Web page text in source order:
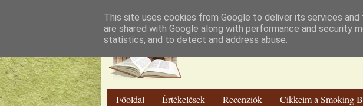
Luthien
Főoldal Értékelések Recenziók Cikkeim a Smoking
This site uses cookies from Google to deliver its services
are shared with Google along with performance and security
statistics, and to detect and address abuse.